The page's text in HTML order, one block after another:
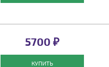
5700 ₽
КУПИТЬ